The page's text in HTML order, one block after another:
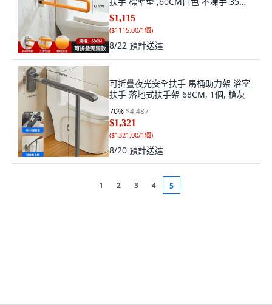
徑加粗加強, 白色
$1,115
($1115.00/1個)
8/22 預計送達
可折疊夜光安全扶手 馬桶助力架 浴室
扶手 落地式扶手架 68CM, 1個, 槍灰
70%$4,487
$1,321
($1321.00/1個)
8/20 預計送達
1 2 3 4 5